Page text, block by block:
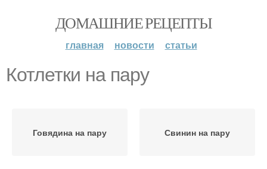
ДОМАШНИЕ РЕЦЕПТЫ
главная новости статьи
Котлетки на пару
Говядина на пару Свинин на пару